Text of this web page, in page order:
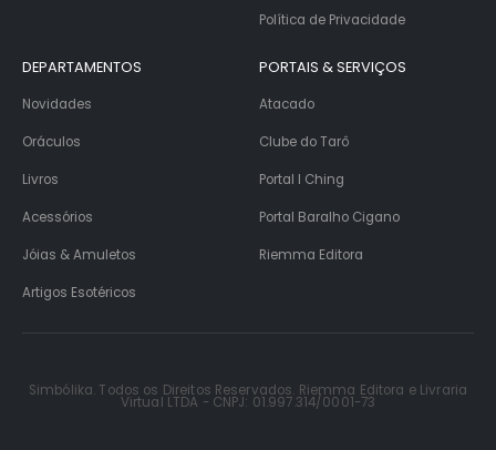
Política de Privacidade
DEPARTAMENTOS
Novidades
Oráculos
Livros
Acessórios
Jóias & Amuletos
Artigos Esotéricos
PORTAIS & SERVIÇOS
Atacado
Clube do Tarô
Portal I Ching
Portal Baralho Cigano
Riemma Editora
Simbólika. Todos os Direitos Reservados. Riemma Editora e Livraria
Virtual LTDA - CNPJ: 01.997.314/0001-73